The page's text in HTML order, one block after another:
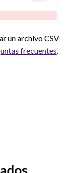
un archivo CSV
frecuentes.